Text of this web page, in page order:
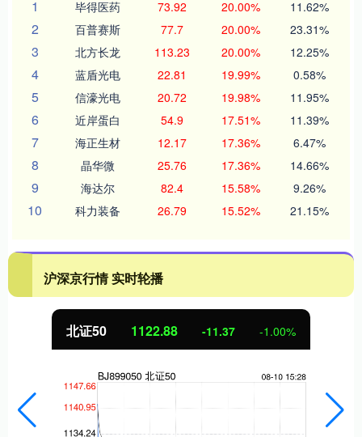
1
毕得医药 73.92 20.00% 11.62%
2 百普赛斯 77.7 20.00% 23.31%
3 北方长龙 113.23 20.00% 12.25%
4 蓝盾光电 22.81 19.99% 0.58%
5 信濠光电 20.72 19.98% 11.95%
6 近岸蛋白 54.9 17.51% 11.39%
7 海正生材 12.17 17.36% 6.47%
8 晶华微 25.76 17.36% 14.66%
9 海达尔 82.4 15.58% 9.26%
10 科力装备 26.79 15.52% 21.15%
沪深京行情 实时轮播
北证50 1122.88 -11.37 -1.00%